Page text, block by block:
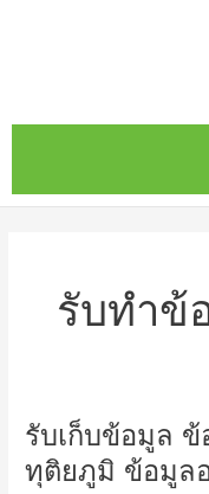
รับทำข้
รับเก็บข้อมูล
ทุติยภูมิ ข้อมูล
รับ
เก็บ
ข้อมูล